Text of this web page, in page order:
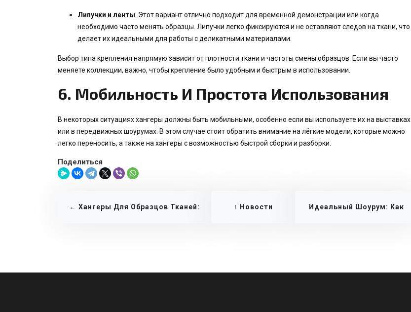
Липучки и ленты . Этот вариант отлично подходит для временной демонстрации или когда
необходимо часто менять образцы. Липучки легко фиксируются и не оставляют следов на ткани, что
делает их идеальными для работы с деликатными материалами.
Выбор типа крепления напрямую зависит от плотности ткани и частоты смены образцов. Если вы часто
меняете коллекции, важно, чтобы крепление было удобным и быстрым в использовании.
6. Мобильность И Простота Использования
В некоторых ситуациях хангеры должны быть мобильными, особенно если вы используете их на выставках
или в передвижных шоурумах. В этом случае стоит обратить внимание на лёгкие модели, которые можно
легко переносить, а также на хангеры с возможностью быстрой сборки и разборки.
Поделиться
← Хангеры Для Образцов Тканей:
Выборе Идеального Материала
↑ Новости Идеальный Шоурум: Как
Тканей В Искусство →